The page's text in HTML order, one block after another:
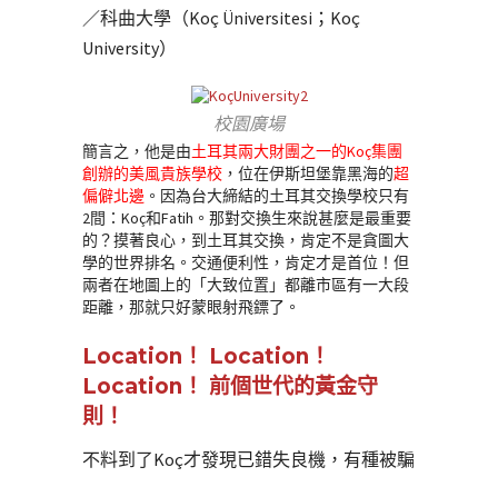
／科曲大學（Koç Üniversitesi；Koç
University）
校園廣場
簡言之，他是由土耳其兩大財團之一的Koç集團
創辦的美風貴族學校 ，位在伊斯坦堡靠黑海的超
偏僻北邊 。因為台大締結的土耳其交換學校只有
2間：Koç和Fatih。那對交換生來說甚麼是最重要
的？摸著良心，到土耳其交換，肯定不是貪圖大
學的世界排名。交通便利性，肯定才是首位！但
兩者在地圖上的「大致位置」都離市區有一大段
距離，那就只好蒙眼射飛鏢了。
Location！ Location！
Location！ 前個世代的黃金守
則！
不料到了Koç才發現已錯失良機，有種被騙